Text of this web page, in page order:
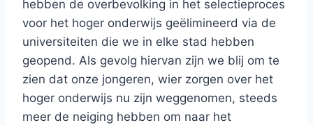
hebben de overbevolking in het selectieproces
voor het hoger onderwijs geëlimineerd via de
universiteiten die we in elke stad hebben
geopend. Als gevolg hiervan zijn we blij om te
zien dat onze jongeren, wier zorgen over het
hoger onderwijs nu zijn weggenomen, steeds
meer de neiging hebben om naar het